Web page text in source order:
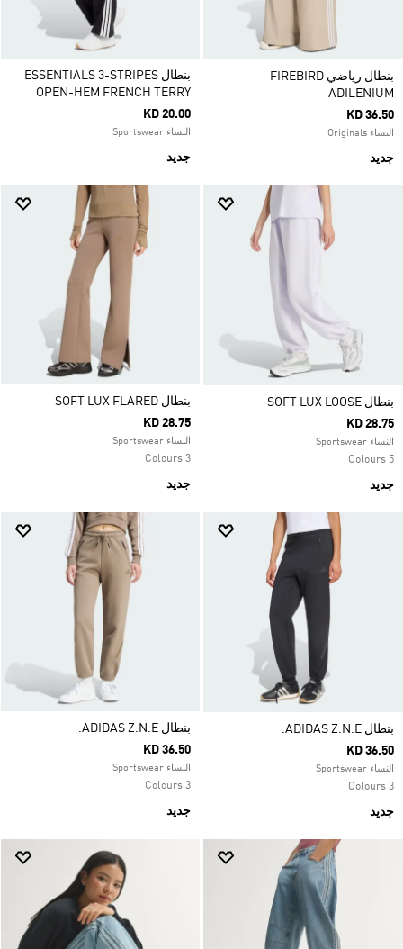
بنطال رياضي FIREBIRD
ADILENIUM
KD 36.50
النساء Originals
جديد
بنطال ESSENTIALS 3-STRIPES
OPEN-HEM FRENCH TERRY
KD 20.00
النساء Sportswear
جديد
بنطال SOFT LUX LOOSE
KD 28.75
النساء Sportswear
5 Colours
جديد
بنطال SOFT LUX FLARED
KD 28.75
النساء Sportswear
3 Colours
جديد
بنطال ADIDAS Z.N.E.
KD 36.50
النساء Sportswear
3 Colours
جديد
بنطال ADIDAS Z.N.E.
KD 36.50
النساء Sportswear
3 Colours
جديد